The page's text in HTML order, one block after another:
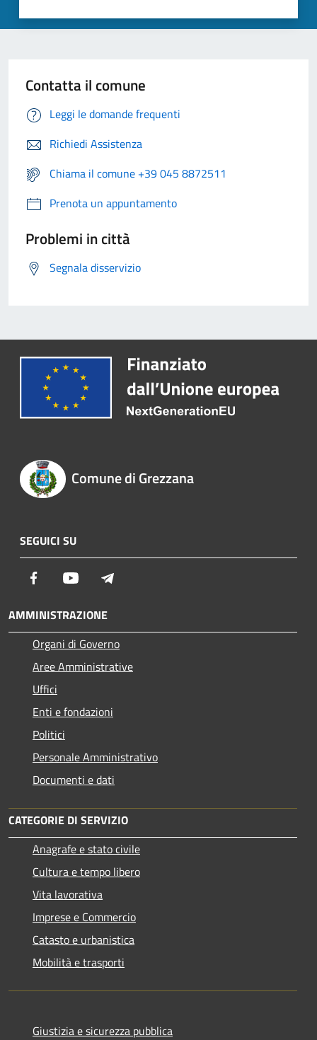
Contatta il comune
Leggi le domande frequenti
Richiedi Assistenza
Chiama il comune +39 045 8872511
Prenota un appuntamento
Problemi in città
Segnala disservizio
Comune di Grezzana
SEGUICI SU
Facebook Youtube
AMMINISTRAZIONE
Organi di Governo
Aree Amministrative
Uffici
Enti e fondazioni
Politici
Personale Amministrativo
Documenti e dati
CATEGORIE DI SERVIZIO
Anagrafe e stato civile
Cultura e tempo libero
Vita lavorativa
Imprese e Commercio
Catasto e urbanistica
Mobilità e trasporti
Giustizia e sicurezza pubblica